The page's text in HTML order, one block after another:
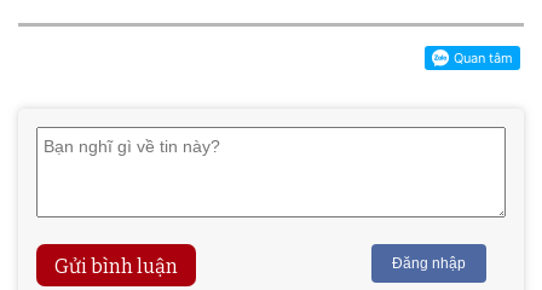
Gửi bình luận Đăng nhập